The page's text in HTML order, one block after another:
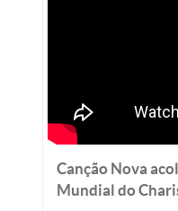
Canção Nova
Mundial do